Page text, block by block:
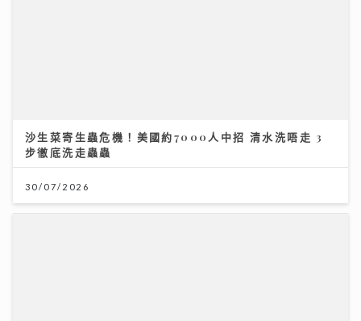
沙生菜寄生蟲危機！美國約7000人中招 清水洗唔走 3
步徹底洗走蟲蟲
30/07/2026